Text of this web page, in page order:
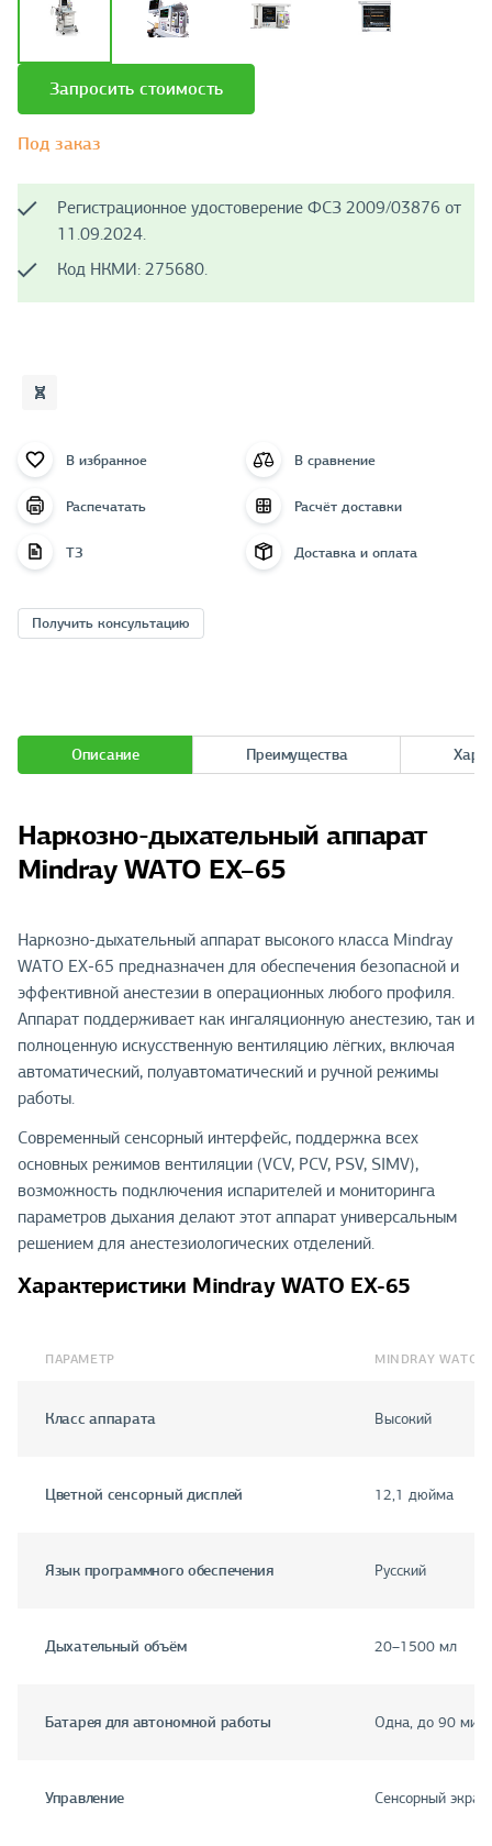
Запросить стоимость
Под заказ
Регистрационное удостоверение ФСЗ 2009/03876 от
11.09.2024.
Код НКМИ: 275680.
В избранное В сравнение
Распечатать Расчёт доставки
ТЗ Доставка и оплата
Получить консультацию
Описание Преимущества
Наркозно-дыхательный аппарат
Mindray WATO EX–65
Наркозно-дыхательный аппарат высокого класса Mindray
WATO EX-65 предназначен для обеспечения безопасной и
эффективной анестезии в операционных любого профиля.
Аппарат поддерживает как ингаляционную анестезию, так и
полноценную искусственную вентиляцию лёгких, включая
автоматический, полуавтоматический и ручной режимы
работы.
Современный сенсорный интерфейс, поддержка всех
основных режимов вентиляции (VCV, PCV, PSV, SIMV),
возможность подключения испарителей и мониторинга
параметров дыхания делают этот аппарат универсальным
решением для анестезиологических отделений.
Характеристики Mindray WATO EX-65
ПАРАМЕТР MINDRAY WATO
Класс аппарата Высокий
Цветной сенсорный дисплей 12,1 дюйма
Язык программного обеспечения Русский
Дыхательный объём 20–1500 мл
Батарея для автономной работы Одна, до 90 мин
Управление Сенсорный экран